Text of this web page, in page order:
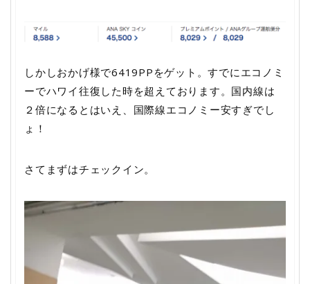
しかしおかげ様で6419PPをゲット。すでにエコノミ
ーでハワイ往復した時を超えております。国内線は
２倍になるとはいえ、国際線エコノミー安すぎでし
ょ！
さてまずはチェックイン。